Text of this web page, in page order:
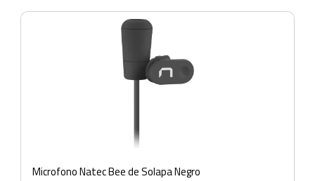
Microfono Natec Bee de Solapa Negro